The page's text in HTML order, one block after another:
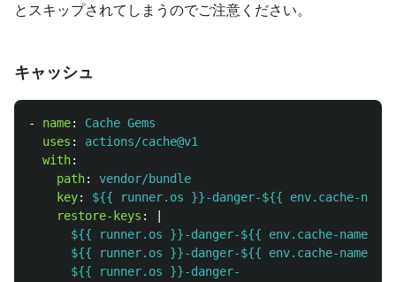
とスキップされてしまうのでご注意ください。
キャッシュ
- name:
Cache Gems
uses :
actions/cache@v1
with:
path:
vendor/bundle
key:
${{ runner.os }}-danger-${{ env.cache-
restore-keys :
${{ runner.os }}-danger-${{ env.cache-name }}-
${{ runner.os }}-danger-${{ env.cache-name }}-
${{ runner.os }}-danger-